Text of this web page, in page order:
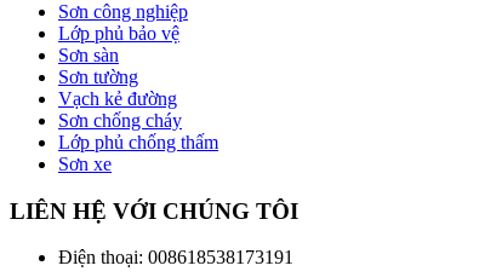
Sơn công nghiệp
Lớp phủ bảo vệ
Sơn sàn
Sơn tường
Vạch kẻ đường
Sơn chống cháy
Lớp phủ chống thấm
Sơn xe
LIÊN HỆ VỚI CHÚNG TÔI
Điện thoại: 008618538173191